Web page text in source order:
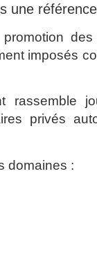
une
imposés
rassemble
privés
domaines :